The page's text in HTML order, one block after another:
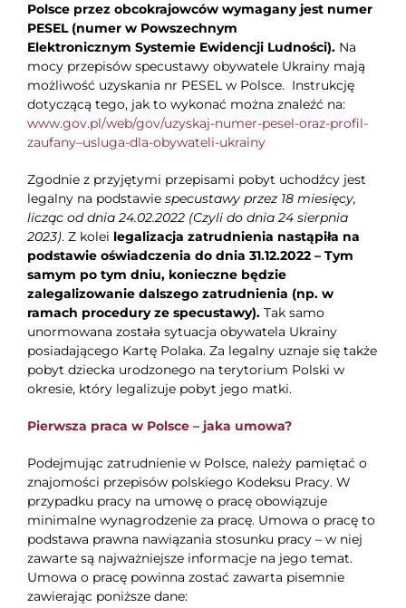
Polsce przez obcokrajowców wymagany jest numer
PESEL (numer w Powszechnym
Elektronicznym Systemie Ewidencji Ludności). Na
mocy przepisów specustawy obywatele Ukrainy mają
możliwość uzyskania nr PESEL w Polsce. Instrukcję
dotyczącą tego, jak to wykonać można znaleźć na:
www.gov.pl/web/gov/uzyskaj-numer-pesel-oraz-profil-
zaufany–usluga-dla-obywateli-ukrainy
Zgodnie z przyjętymi przepisami pobyt uchodźcy jest
legalny na podstawie specustawy przez 18 miesięcy,
licząc od dnia 24.02.2022 (Czyli do dnia 24 sierpnia
2023). Z kolei legalizacja zatrudnienia nastąpiła na
podstawie oświadczenia do dnia 31.12.2022 – Tym
samym po tym dniu, konieczne będzie
zalegalizowanie dalszego zatrudnienia (np. w
ramach procedury ze specustawy).Tak samo
unormowana została sytuacja obywatela Ukrainy
posiadającego Kartę Polaka. Za legalny uznaje się także
pobyt dziecka urodzonego na terytorium Polski w
okresie, który legalizuje pobyt jego matki.
Pierwsza praca w Polsce – jaka umowa?
Podejmując zatrudnienie w Polsce, należy pamiętać o
znajomości przepisów polskiego Kodeksu Pracy. W
przypadku pracy na umowę o pracę obowiązuje
minimalne wynagrodzenie za pracę. Umowa o pracę to
podstawa prawna nawiązania stosunku pracy – w niej
zawarte są najważniejsze informacje na jego temat.
Umowa o pracę powinna zostać zawarta pisemnie
zawierając poniższe dane: